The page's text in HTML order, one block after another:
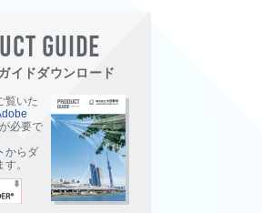
GUIDE
イドダウンロード
覧いた
が必要で
からダ
。